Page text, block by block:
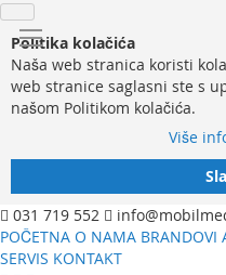
Politika kolačića
Naša web stranica koristi
web stranice saglasni ste s
našom Politikom kolačića.
Više
031 719 552
POČETNA O NAMA BRANDOVI
SERVIS KONTAKT